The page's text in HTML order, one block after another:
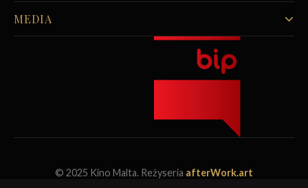
MEDIA
© 2025 Kino Malta. Reżyseria afterWork.art